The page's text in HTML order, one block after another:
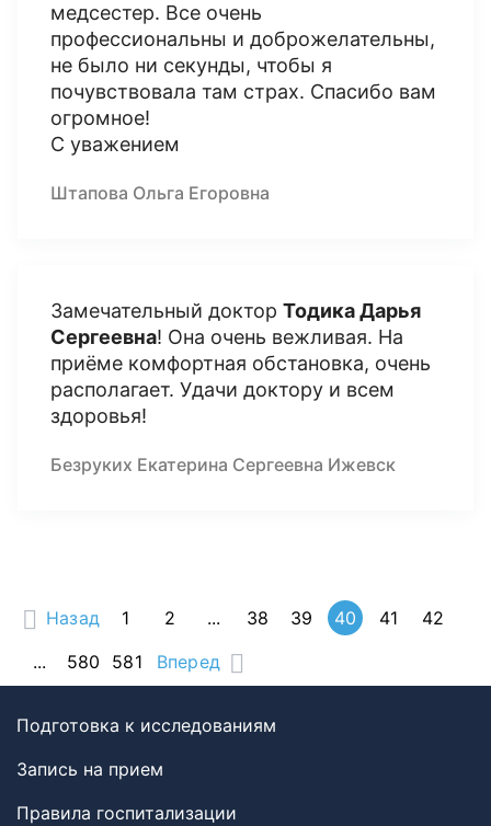
медсестер. Все очень
профессиональны и доброжелательны,
не было ни секунды, чтобы я
почувствовала там страх. Спасибо вам
огромное!
С уважением
Штапова Ольга Егоровна
Замечательный доктор Тодика Дарья
Сергеевна! Она очень вежливая. На
приёме комфортная обстановка, очень
располагает. Удачи доктору и всем
здоровья!
Безруких Екатерина Сергеевна Ижевск
Назад 1 2 ... 38 39 40 41
42
...
580 581 Вперед
Подготовка к исследованиям
Запись на прием
Правила госпитализации